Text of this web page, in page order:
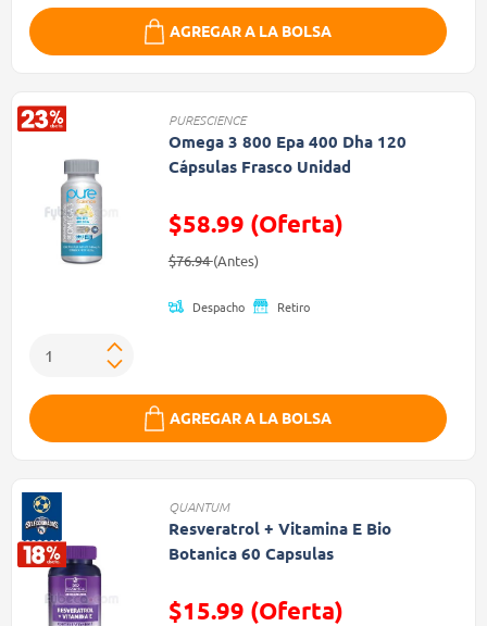
AGREGAR A LA BOLSA
PURESCIENCE
Omega 3 800 Epa 400 Dha 120
Cápsulas Frasco Unidad
$58.99 (Oferta)
Precio reducido de
$76.94(Antes)(Oferta)
Despacho Retiro
AGREGAR A LA BOLSA
QUANTUM
Resveratrol + Vitamina E Bio
Botanica 60 Capsulas
$15.99 (Oferta)